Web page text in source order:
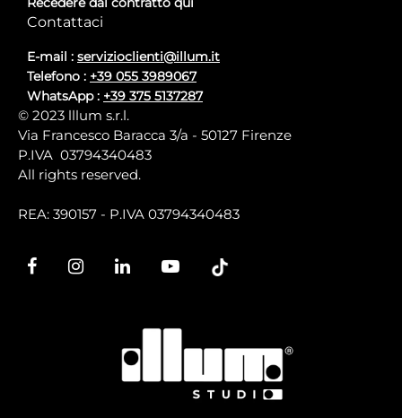
Contattaci
E-mail : servizioclienti@illum.it
Telefono : +39 055 3989067
WhatsApp : +39 375 5137287
© 2023 lllum s.r.l.
Via Francesco Baracca 3/a - 50127 Firenze
P.IVA 03794340483
All rights reserved.
REA: 390157 - P.IVA 03794340483